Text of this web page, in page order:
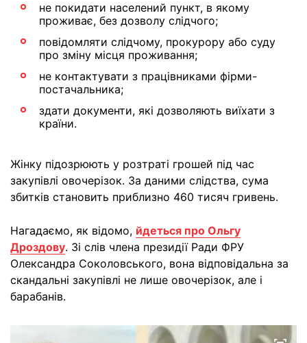
не покидати населений пункт, в якому
проживає, без дозволу слідчого;
повідомляти слідчому, прокурору або суду
про зміну місця проживання;
не контактувати з працівниками фірми-
постачальника;
здати документи, які дозволяють виїхати з
країни.
Жінку підозрюють у розтраті грошей під час
закупівлі овочерізок. За даними слідства, сума
збитків становить приблизно 460 тисяч гривень.
Нагадаємо, як відомо, йдеться про Ольгу
Дроздову. Зі слів члена президії Ради ФРУ
Олександра Соколовського, вона відповідальна за
скандальні закупівлі не лише овочерізок, але і
барабанів.